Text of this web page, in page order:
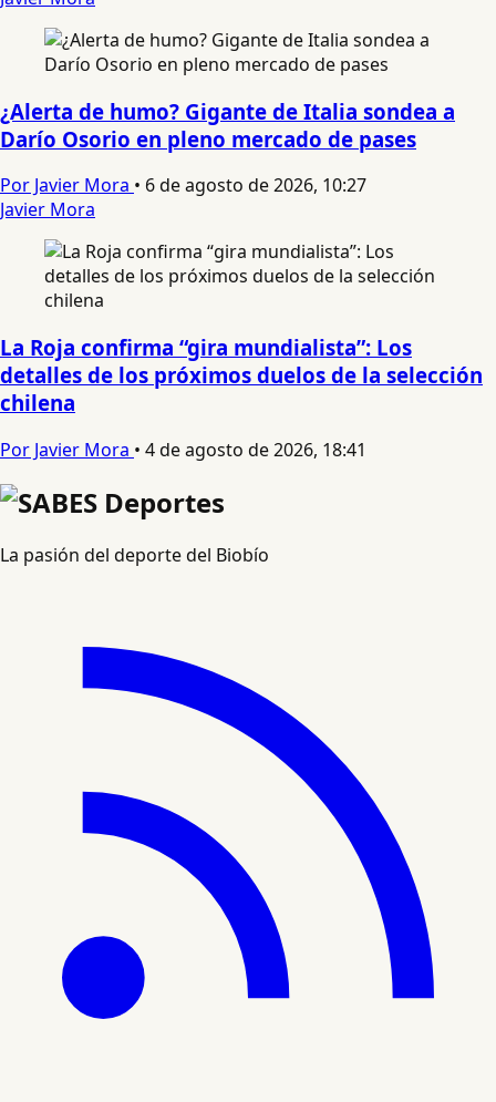
¿Alerta de humo? Gigante de Italia sondea a
Darío Osorio en pleno mercado de pases
Por Javier Mora • 6 de agosto de 2026, 10:27
Javier Mora
La Roja confirma “gira mundialista”: Los
detalles de los próximos duelos de la selección
chilena
Por Javier Mora • 4 de agosto de 2026, 18:41
La pasión del deporte del Biobío